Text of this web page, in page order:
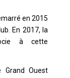
en 2015
En 2017, la
à cette
Ouest